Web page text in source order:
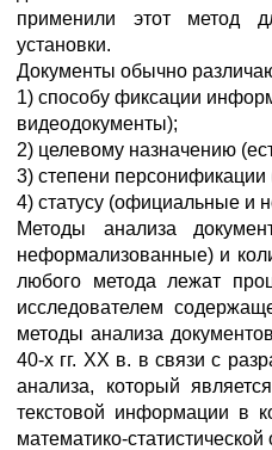
применили этот метод
установки.
Документы обычно
1) способу фиксации
видеодокументы);
2) целевому назначению
3) степени
4) статусу (официальные и
Методы анализа
неформализованные) и
любого метода лежат
исследователем
методы анализа
40-х гг. XX в. в связи с
анализа, который
текстовой информации в
математико-